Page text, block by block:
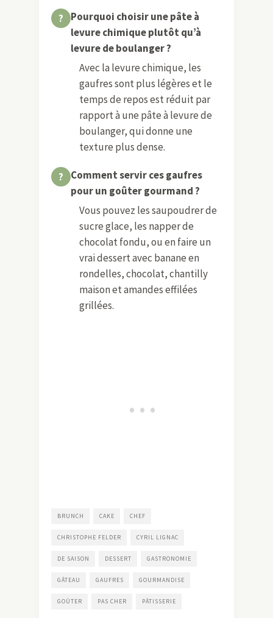
Pourquoi choisir une pâte à
levure chimique plutôt qu’à
levure de boulanger ?
Avec la levure chimique, les
gaufres sont plus légères et le
temps de repos est réduit par
rapport à une pâte à levure de
boulanger, qui donne une
texture plus dense.
Comment servir ces gaufres
pour un goûter gourmand ?
Vous pouvez les saupoudrer de
sucre glace, les napper de
chocolat fondu, ou en faire un
vrai dessert avec banane en
rondelles, chocolat, chantilly
maison et amandes effilées
grillées.
BRUNCH CAKE CHEF
CHRISTOPHE FELDER CYRIL LIGNAC
DE SAISON DESSERT GASTRONOMIE
GÂTEAU GAUFRES GOURMANDISE
GOÛTER PAS CHER PÂTISSERIE